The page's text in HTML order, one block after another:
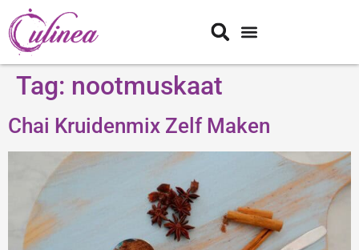
Tag: nootmuskaat
Chai Kruidenmix Zelf Maken